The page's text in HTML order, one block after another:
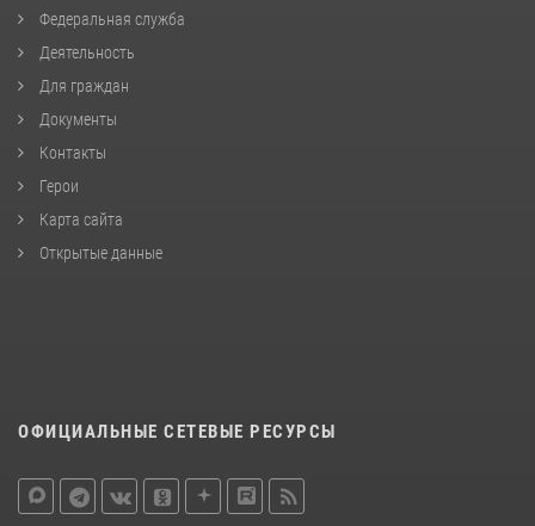
Федеральная служба
Деятельность
Для граждан
Документы
Контакты
Герои
Карта сайта
Открытые данные
ОФИЦИАЛЬНЫЕ СЕТЕВЫЕ РЕСУРСЫ